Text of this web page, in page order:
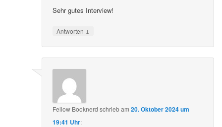
Sehr gutes Interview!
Antworten ↓
Fellow Booknerd schriebam20. Oktober 2024 um
19:41 Uhr: